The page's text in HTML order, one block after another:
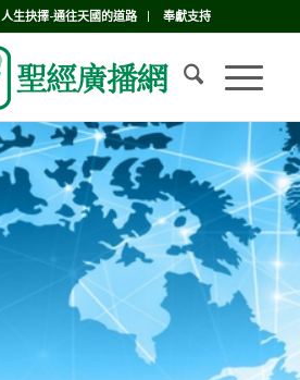
人生抉擇-通往天國的道路 奉獻支持